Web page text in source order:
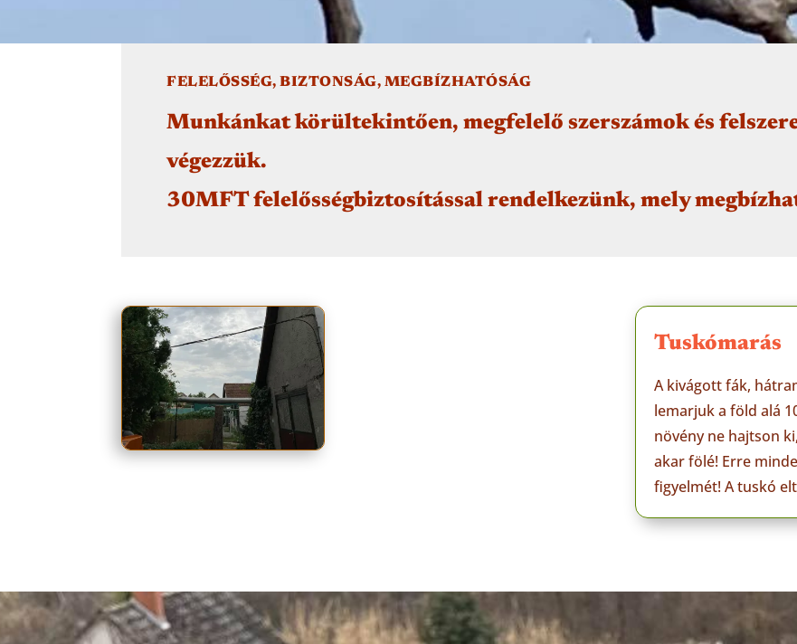
FELELŐSSÉG, BIZTONSÁG, MEGBÍZHATÓSÁG
Munkánkat körültekintően, megfelelő szerszámok és
végezzük.
30MFT felelősségbiztosítással rendelkezünk, mely
Tuskómarás
A kivágott fák,
lemarjuk a föld alá
növény ne hajtson
akar fölé! Erre
figyelmét! A tuskó